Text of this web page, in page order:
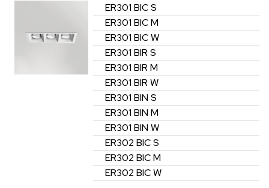
ER301BIC S
ER301BIC M
ER301BIC W
ER301BIR S
ER301BIR M
ER301BIR W
ER301BIN S
ER301BIN M
ER301BIN W
ER302 BIC S
ER302 BIC M
ER302 BIC W